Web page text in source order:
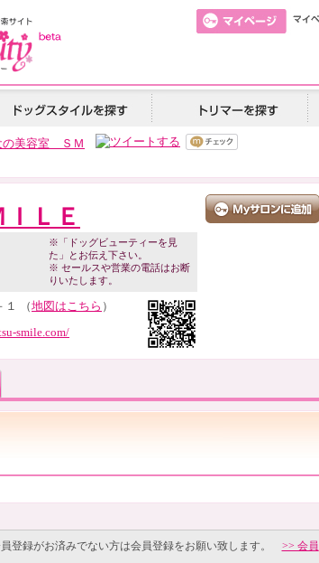
の美容室 ＳＭ
ＬＥ
※「ドッグビューティーを見
た」とお伝え下さい。
※ セールスや営業の電話はお断
りいたします。
１ （地図はこちら ）
smile.com/
登録がお済みでない方は会員登録をお願い致します。 >> 会員